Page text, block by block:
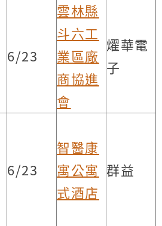
6/23
雲林縣
斗六工
業區廠
商協進
會
燿華電
子
6/23
智醫康
寓公寓
式酒店
群益